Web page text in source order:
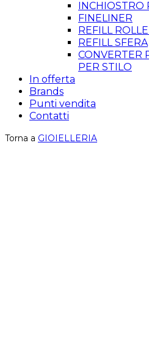
INCHIOSTRO
FINELINER
REFILL
REFILL SFERA
CONVERTER
PER STILO
In offerta
Brands
Punti vendita
Contatti
Torna a GIOIELLERIA